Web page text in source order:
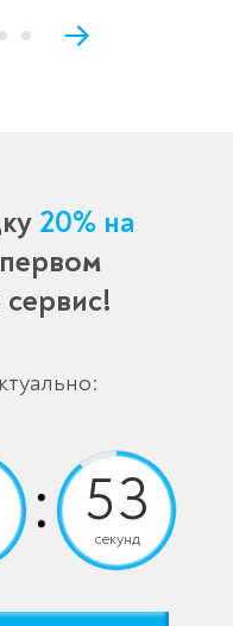
20% на
секунд